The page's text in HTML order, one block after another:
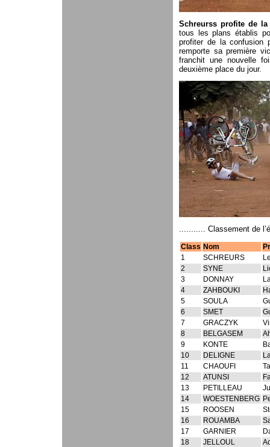
Schreurss profite de
tous les plans établis
profiter de la confusion
remporte sa première
franchit une nouvelle
deuxième place du jour.
........... Classement de
Class Nom
1
SCHREURS
2
SYNE
3
DONNAY
4
ZAHBOUKI
5
SOULA
6
SMET
7
GRACZYK
8
BELGASEM
9
KONTE
10
DELIGNE
11
CHAOUFI
12
ATUNSI
13
PETILLEAU
14
WOESTENBERG
15
ROOSEN
16
ROUAMBA
17
GARNIER
18
JELLOUL